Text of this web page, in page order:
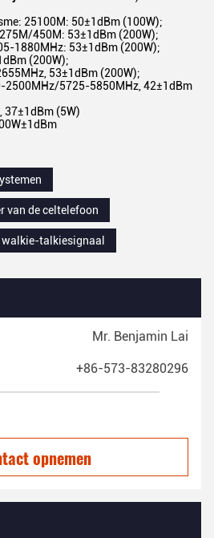
25100M: 50±1dBm (100W);
450M: 53±1dBm (200W);
1880MHz: 53±1dBm (200W);
(200W);
53±1dBm (200W);
2500MHz/5725-5850MHz, 42±1dBm
37±1dBm (5W)
van de celtelefoon
talkiesignaal
Mr. Benjamin Lai
+86-573-83280296
opnemen